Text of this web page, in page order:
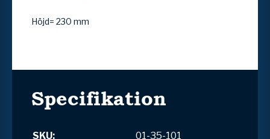
Höjd= 230 mm
Specifikation
SKU:
01-35-101